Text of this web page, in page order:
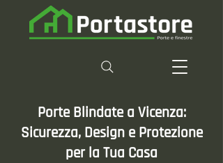
Porte Blindate a Vicenza:
Sicurezza, Design e Protezione
per la Tua Casa